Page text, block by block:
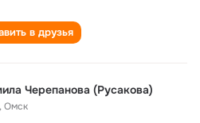
в друзья
Черепанова (Русакова)
,Омск